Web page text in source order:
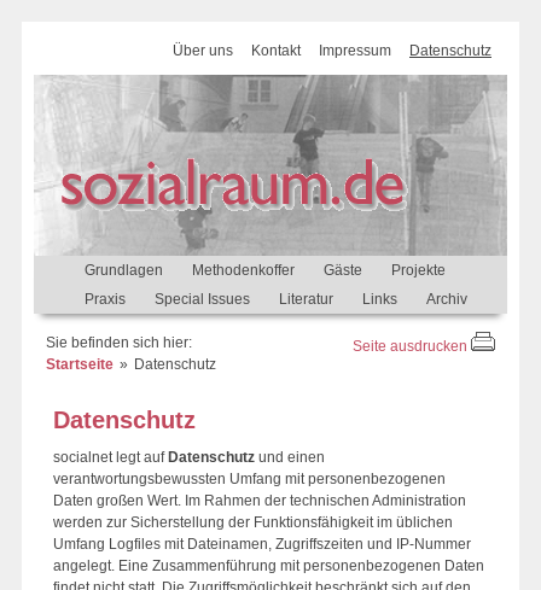
Über uns Kontakt Impressum Datenschutz
Grundlagen Methodenkoffer Gäste
Projekte
Praxis
Special Issues Literatur Links Archiv
Seite ausdrucken
Sie befinden sich hier:
Startseite
Datenschutz
Datenschutz
socialnet legt auf Datenschutz und einen
verantwortungsbewussten Umfang mit personenbezogenen
Daten großen Wert. Im Rahmen der technischen Administration
werden zur Sicherstellung der Funktionsfähigkeit im üblichen
Umfang Logfiles mit Dateinamen, Zugriffszeiten und IP-Nummer
angelegt. Eine Zusammenführung mit personenbezogenen Daten